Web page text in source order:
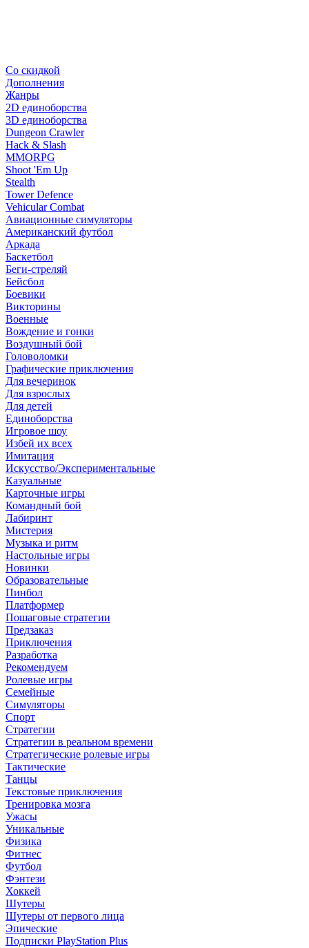
Со скидкой
Дополнения
Жанры
2D единоборства
3D единоборства
Dungeon Crawler
Hack & Slash
MMORPG
Shoot 'Em Up
Stealth
Tower Defence
Vehicular Combat
Авиационные симуляторы
Американский футбол
Аркада
Баскетбол
Беги-стреляй
Бейсбол
Боевики
Викторины
Военные
Вождение и гонки
Воздушный бой
Головоломки
Графические приключения
Для вечеринок
Для взрослых
Для детей
Единоборства
Игровое шоу
Избей их всех
Имитация
Искусство/Экспериментальные
Казуальные
Карточные игры
Командный бой
Лабиринт
Мистерия
Музыка и ритм
Настольные игры
Новинки
Образовательные
Пинбол
Платформер
Пошаговые стратегии
Предзаказ
Приключения
Разработка
Рекомендуем
Ролевые игры
Семейные
Симуляторы
Спорт
Стратегии
Стратегии в реальном времени
Стратегические ролевые игры
Тактические
Танцы
Текстовые приключения
Тренировка мозга
Ужасы
Уникальные
Физика
Фитнес
Футбол
Фэнтези
Хоккей
Шутеры
Шутеры от первого лица
Эпические
Подписки PlayStation Plus